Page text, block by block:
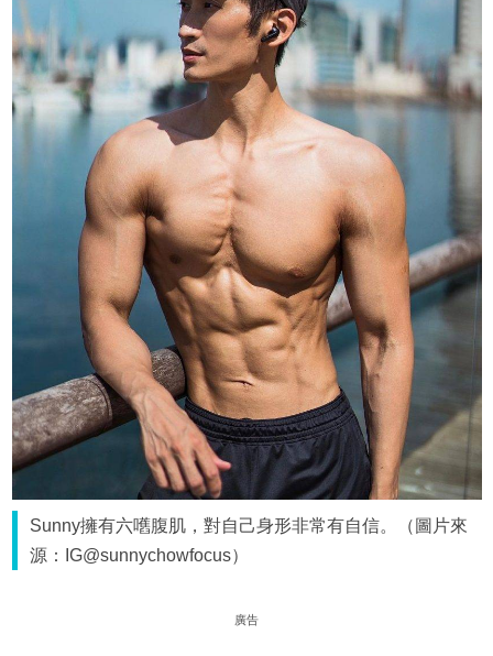
Sunny擁有六嚿腹肌，對自己身形非常有自信。（圖片來
源：IG@sunnychowfocus）
廣告